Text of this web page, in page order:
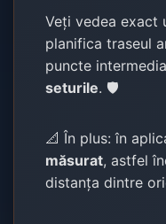
Veți vedea exact
planifica traseul
puncte
seturile. 🛡️
📐 În plus: în
măsurat, astfel
distanța dintre